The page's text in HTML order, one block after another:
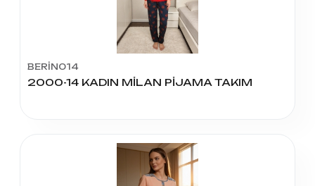
BERİN014
2000-14 KADIN MİLAN PİJAMA TAKIM